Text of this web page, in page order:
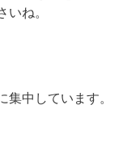
ね。
集中しています。